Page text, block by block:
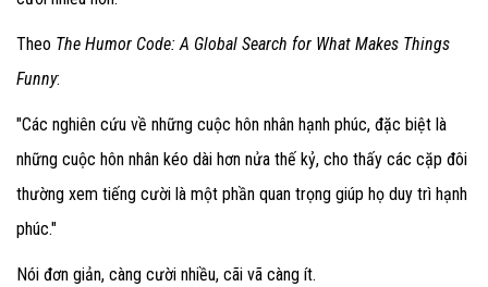
Theo The Humor Code: A Global Search for What Makes Things
Funny:
"Các nghiên cứu về những cuộc hôn nhân hạnh phúc, đặc biệt là
những cuộc hôn nhân kéo dài hơn nửa thế kỷ, cho thấy các cặp đôi
thường xem tiếng cười là một phần quan trọng giúp họ duy trì hạnh
phúc."
Nói đơn giản, càng cười nhiều, cãi vã càng ít.